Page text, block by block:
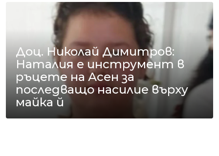
Доц. Николай Димитров:
Наталия е инструмент в
ръцете на Асен за
последващо насилие върху
майка й